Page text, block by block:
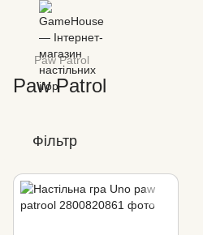
Paw Patrol
Paw Patrol
Фільтр